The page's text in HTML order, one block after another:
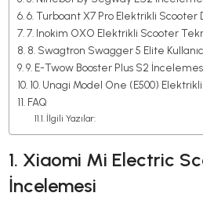
6. Turboant X7 Pro Elektrikli
7. Inokim OXO Elektrikli Scooter
8. Swagtron Swagger 5 Elite
9. E-Twow Booster Plus S2
10. Unagi Model One (E500)
FAQ
İlgili Yazılar:
1. Xiaomi Mi Electric
İncelemesi